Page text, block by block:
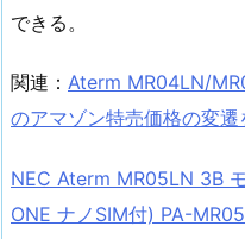
できる。
関連： Aterm MR04LN/
のアマゾン特売価格の変遷
NEC Aterm MR05LN 3B
ONE ナノSIM付) PA-